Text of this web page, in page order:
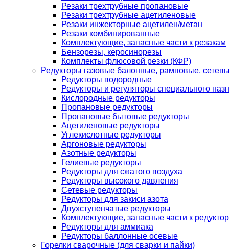
Резаки трехтрубные пропановые
Резаки трехтрубные ацетиленовые
Резаки инжекторные ацетилен/метан
Резаки комбинированные
Комплектующие, запасные части к резакам
Бензорезы, керосинорезы
Комплекты флюсовой резки (КФР)
Редукторы газовые балонные, рамповые,
Редукторы водородные
Редукторы и регуляторы специального
Кислородные редукторы
Пропановые редукторы
Пропановые бытовые редукторы
Ацетиленовые редукторы
Углекислотные редукторы
Аргоновые редукторы
Азотные редукторы
Гелиевые редукторы
Редукторы для сжатого воздуха
Редукторы высокого давления
Сетевые редукторы
Редукторы для закиси азота
Двухступенчатые редукторы
Комплектующие, запасные части к
Редукторы для аммиака
Редукторы баллонные осевые
Горелки сварочные (для сварки и пайки)